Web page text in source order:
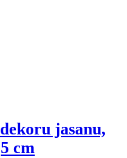
jasanu,
cm